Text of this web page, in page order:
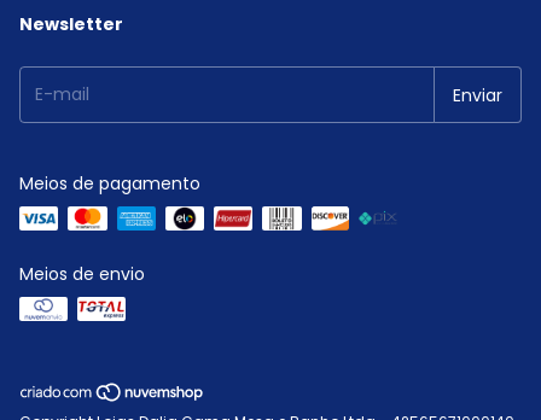
Newsletter
Meios de pagamento
Meios de envio